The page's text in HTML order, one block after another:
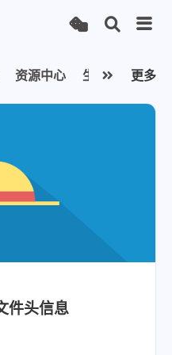
资源中心 生活随笔 工
更多
件头信息